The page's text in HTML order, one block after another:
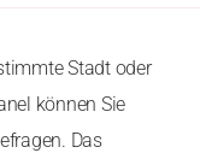
Stadt oder
können Sie
Das